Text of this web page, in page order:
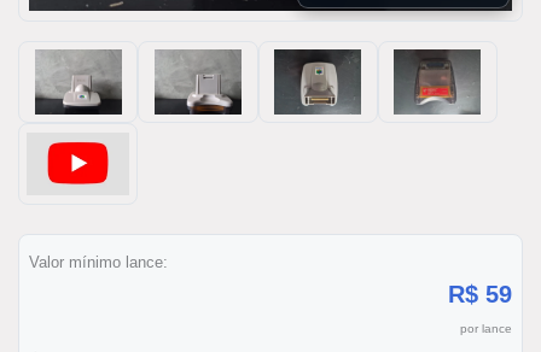
Valor mínimo lance:
R$ 59
por lance